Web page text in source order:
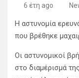
6 έτη ago
Η αστυνομία
που βρέθηκε
Οι αστυνομικοί
στο διαμέρισμά